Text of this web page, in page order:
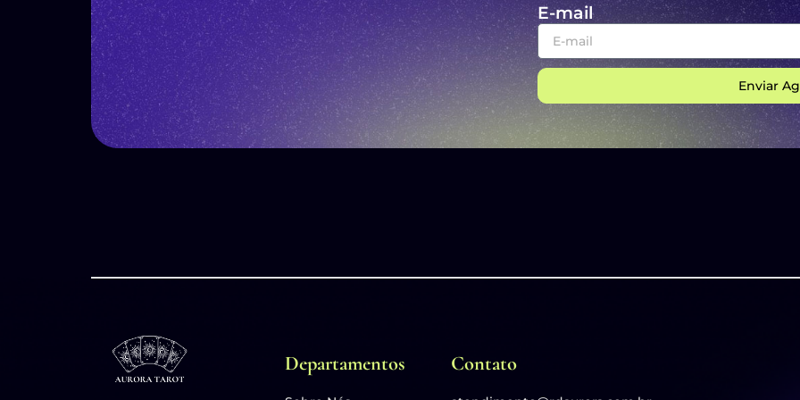
E-mail
Enviar
Departamentos Contato